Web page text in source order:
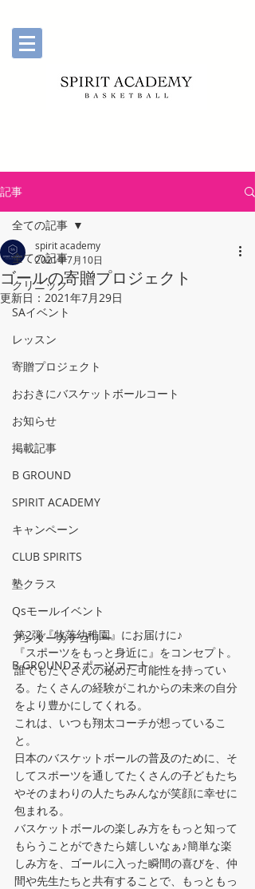
記事
全ての記事
クリニック
SAイベント
レッスン
寄贈プロジェクト
おおきにバスケットボールコート
お知らせ
掲載記事
B GROUND
SPIRIT ACADEMY
キャンペーン
CLUB SPIRITS
塾クラス
Qsモールイベント
アンダーカテゴリー
B GROUNDスポーツコート
全ての記事
ゴールの寄贈プロジェクト
spirit academy
2021年7月10日
更新日： 2021年7月29日
第2弾『牧落幼稚園』にお届けに♪
『スポーツをもっと身近に』をコンセプト。
誰でもたくさんの秘めた可能性を持ってい
る。たくさんの経験がこれからの未来の自分
をより豊かにしてくれる。
これは、いつも翔太コーチが想っているこ
と。
日本のバスケットボールの普及のために、そ
してスポーツを通してたくさんの子どもたち
やそのまわりの人たちみんなが笑顔に幸せに
包まれる。
バスケットボールの楽しみ方をもっと知って
もらうことができたら嬉しいなぁ♪簡単な楽
しみ方を、ゴールに入った瞬間の喜びを、仲
間や先生たちと共有することで、もっともっ